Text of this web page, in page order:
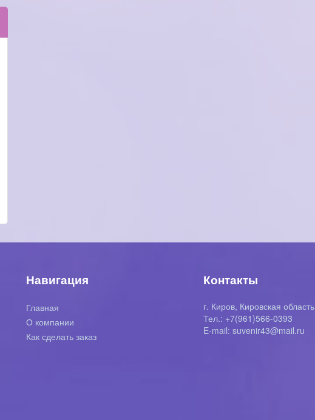
Навигация
Главная
О компании
Как сделать заказ
Контакты
г. Киров, Кировская область
Тел.: +7(961)566-0393
E-mail: suvenir43@mail.ru